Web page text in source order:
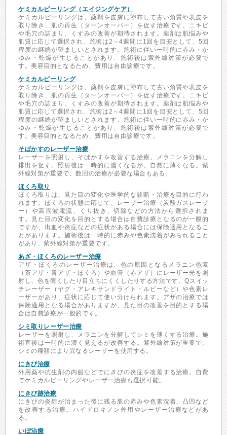
ケミカルピーリング（エイジングケア）
ケミカルピーリングは、薬剤を皮膚に塗布して古い角質や表皮を
取り除き、肌の再生（ターンオーバー）を促す治療です。ニキビ
や毛穴の詰まり、くすみの改善が期待されます。薬剤は肌悩みや
肌質に応じて選択され、施術は2～4週間に1回を目安として、5回
程度の継続が望ましいとされます。施術に伴い一時的に赤み・か
ゆみ・乾燥が生じることがあり、施術後は紫外線対策が必要で
す。美容目的となるため、費用は自由診療です。
ケミカルピーリング
ケミカルピーリングは、薬剤を皮膚に塗布して古い角質や表皮を
取り除き、肌の再生（ターンオーバー）を促す治療です。ニキビ
や毛穴の詰まり、くすみの改善が期待されます。薬剤は肌悩みや
肌質に応じて選択され、施術は2～4週間に1回を目安として、5回
程度の継続が望ましいとされます。施術に伴い一時的に赤み・か
ゆみ・乾燥が生じることがあり、施術後は紫外線対策が必要で
す。美容目的となるため、費用は自由診療です。
そばかすのレーザー治療
レーザーを照射し、そばかすを改善する治療。メラニンを分解し
排出を促す。照射後は一時的に濃くなるが、自然に薄くなる。紫
外線対策が重要で、数回の治療が必要な場合もある。
ほくろ取り
ほくろ取りは、見た目の変化や医学的な診断・治療を目的に行わ
れます。ほくろの状態に応じて、レーザー治療（炭酸ガスレーザ
ー）や高周波電流、くり抜き、切除などの方法から選択されま
す。見た目の変化を目的とする場合は自費診療となるのが一般的
ですが、出血や炎症などの症状がある場合には保険適用となるこ
とがあります。施術後は一時的に赤みや色素沈着がみられること
があり、紫外線対策が重要です。
あざ・ほくろのレーザー治療
アザ・ほくろのレーザー治療は、色の原因となるメラニン色素
（茶アザ・青アザ・ほくろ）や血管（赤アザ）にレーザー光を照
射し、色を薄くしたり目立ちにくくしたりする方法です。Qスイッ
チレーザー（ヤグ・アレキサンドライト・ルビーなど）や色素レ
ーザーがあり、症状に応じて使い分けられます。アザの治療では
保険適用となる場合がありますが、見た目の改善を目的とする場
合は自費診療が一般的です。
シミ取りレーザー治療
レーザーを照射し、メラニンを分解してシミを薄くする治療。施
術直後は一時的に濃く見えるが改善する。紫外線対策が重要で、
シミの種類により異なるレーザーを使用する。
にきび治療
外用薬や抗生剤の内服などでにきびの炎症を改善する治療。自費
でケミカルピーリングやレーザー治療も選択可能。
にきび跡治療
にきびの炎症が治まった後に残る肌の赤みや色素沈着、凸凹など
を改善する治療。ハイドロキノン外用やレーザー治療などがあ
る。
いぼ治療